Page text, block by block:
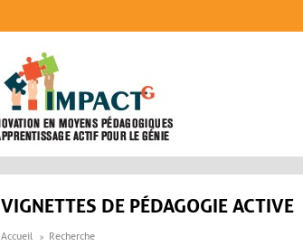
VIGNETTES DE PÉDAGOGIE ACTIVE
Accueil Recherche